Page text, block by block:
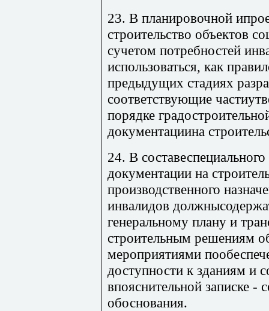
23. В планировочной
строительство объектов
сучетом потребностей
использоваться, как
предыдущих стадиях
соответствующие
порядке
документациина
24. В
документации на
производственного
инвалидов
генеральному плану и
строительным решениям
мероприятиями
доступности к зданиям и
впояснительной записке -
обоснования.